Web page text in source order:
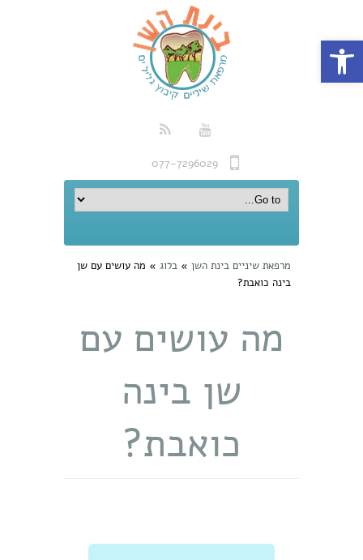
פתח סרגל נגישות
077-7296029
מרפאת שיניים בינת השן » בלוג » מה עושים עם שן
בינה כואבת?
מה עושים עם
שן בינה
כואבת?